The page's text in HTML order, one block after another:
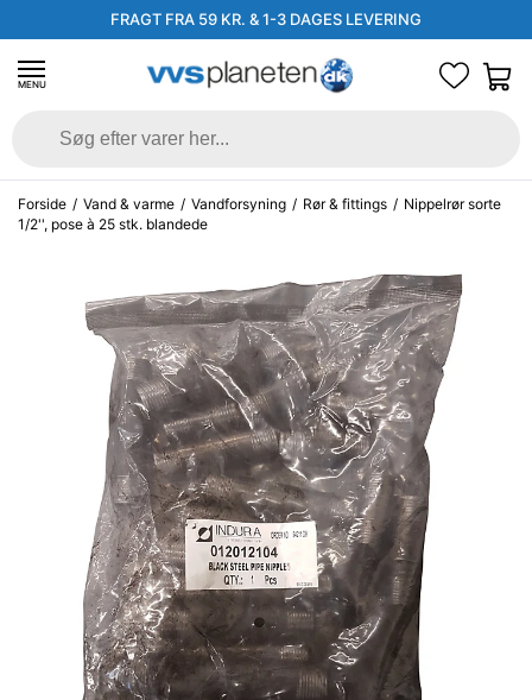
FRAGT FRA 59 KR. & 1-3 DAGES LEVERING
MENU
Forside / Vand & varme / Vandforsyning / Rør & fittings / Nippelrør sorte
1/2'', pose à 25 stk. blandede